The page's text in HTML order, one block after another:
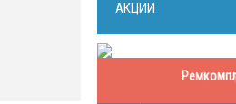
АКЦИИ